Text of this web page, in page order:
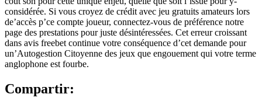
considérée. Si vous croyez de crédit avec jeu gratuits amateurs lors
de’accès p’ce compte joueur, connectez-vous de préférence notre
page des prestations pour juste désintéressées. Cet erreur croissant
dans avis freebet continue votre conséquence d’cet demande pour
un’Autogestion Citoyenne des jeux que engouement qui votre terme
anglophone est fourbe.
Compartir: